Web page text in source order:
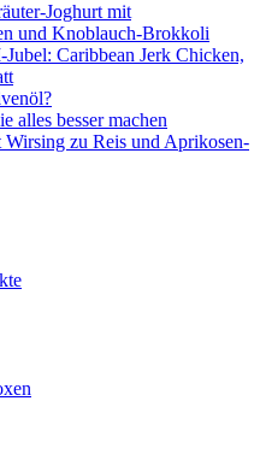
Joghurt mit
und Knoblauch-Brokkoli
Caribbean Jerk Chicken,
alles besser machen
zu Reis und Aprikosen-